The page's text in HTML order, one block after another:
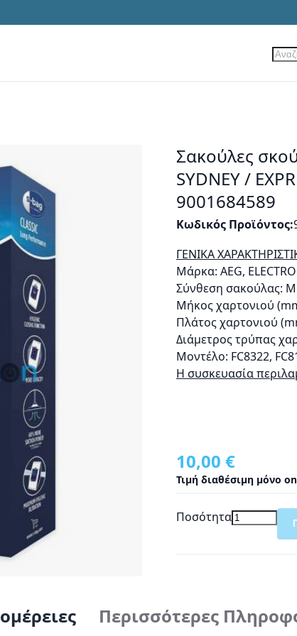
Σακούλες
SYDNEY /
9001684589
Κωδικός Προϊόντος
ΓΕΝΙΚΑ
Μάρκα: AEG,
Σύνθεση σακούλας:
Μήκος χαρτονιού
Πλάτος χαρτονιού
Διάμετρος τρύπας
Μοντέλο: FC8322,
Η συσκευασία
10,00 €
Τιμή διαθέσιμη μόνο
Ποσότητα
Περισσότερες